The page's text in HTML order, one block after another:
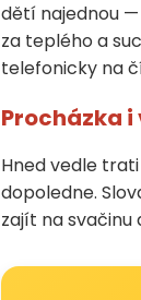
dětí najednou
za teplého a
telefonicky na
Procházka
Hned vedle
dopoledne.
zajít na